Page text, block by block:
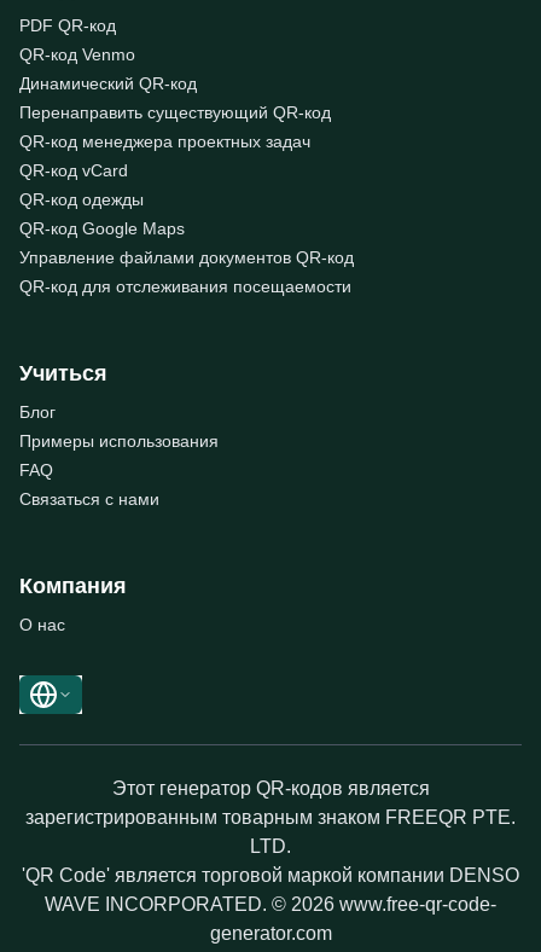
PDF QR-код
QR-код Venmo
Динамический QR-код
Перенаправить существующий QR-код
QR-код менеджера проектных задач
QR-код vCard
QR-код одежды
QR-код Google Maps
Управление файлами документов QR-код
QR-код для отслеживания посещаемости
Учиться
Блог
Примеры использования
FAQ
Связаться с нами
Компания
О нас
Этот генератор QR-кодов является
зарегистрированным товарным знаком FREEQR PTE.
LTD.
'QR Code' является торговой маркой компании DENSO
WAVE INCORPORATED. © 2026 www.free-qr-code-
generator.com